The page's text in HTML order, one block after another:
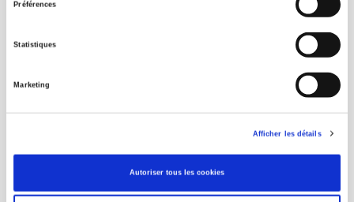
Préférences
Statistiques
Marketing
Afficher les détails
Autoriser tous les cookies
À paraître